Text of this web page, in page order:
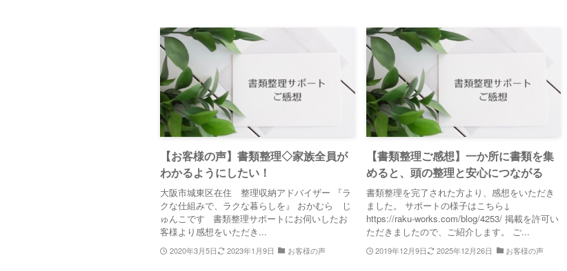
【お客様の声】書類整理◇家族全員が
わかるようにしたい！
大阪市城東区在住 整理収納アドバイザー 『ラ
クな仕組みで、ラクな暮らしを』 おかむら じ
ゅんこです 書類整理サポートにお伺いしたお
客様より感想をいただき...
2020年3月5日 2023年1月9日 お客様の声
【書類整理ご感想】一か所に書類を集
めると、頭の整理と安心につながる
書類整理を完了された方より、感想をいただき
ました。 サポートの様子はこちら↓
https://raku-works.com/blog/4253/ 掲載を許可い
ただきましたので、ご紹介します。 ご...
2019年12月9日 2025年12月26日 お客様の声